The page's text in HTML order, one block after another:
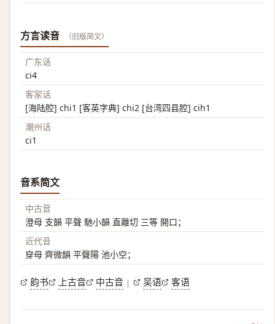
方言读音 （旧版简文）
广东话
ci4
客家话
[海陆腔] chi1 [客英字典] chi2 [台湾四县腔] cih1
潮州话
ci1
音系简文
中古音
澄母 支韻 平聲 馳小韻 直離切 三等 開口；
近代音
穿母 齊微韻 平聲陽 池小空；
韵书 上古音 中古音 | 吴语 客语